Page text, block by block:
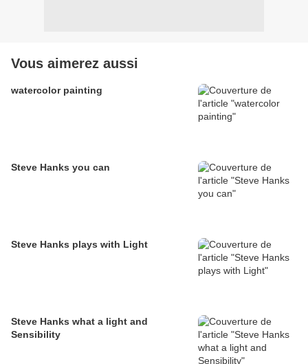
Vous aimerez aussi
watercolor painting
Steve Hanks you can
Steve Hanks plays with Light
Steve Hanks what a light and
Sensibility